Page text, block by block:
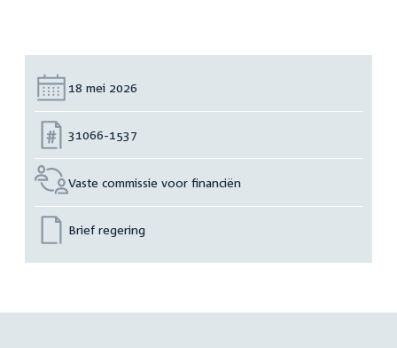
Datum:
18 mei 2026
Nummer:
31066-1537
Vaste commissie voor financiën
Brief regering